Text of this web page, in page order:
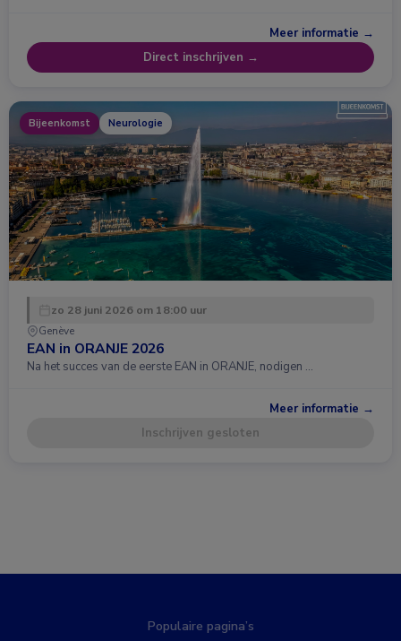
Meer informatie →
Direct inschrijven →
Bijeenkomst Neurologie
zo 28 juni 2026 om 18:00 uur
Genève
EAN in ORANJE 2026
Na het succes van de eerste EAN in ORANJE, nodigen …
Meer informatie →
Inschrijven gesloten
Populaire pagina’s